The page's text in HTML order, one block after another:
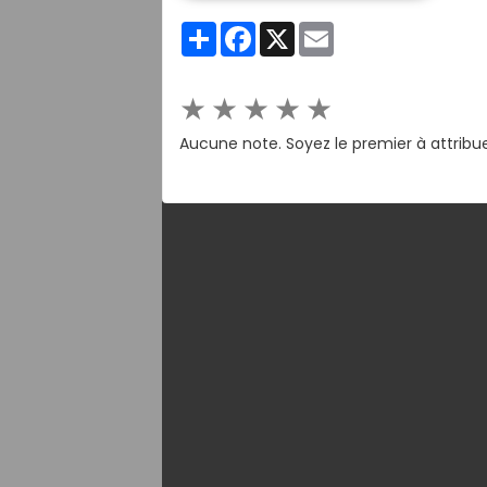
PartagerFacebook
X
★ ★ ★ ★ ★
Aucune note. Soyez le premier à